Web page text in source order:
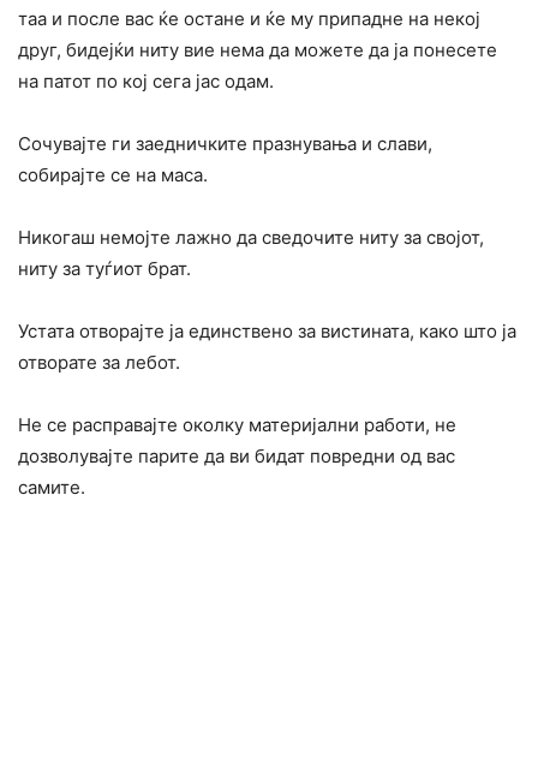
таа и после вас ќе остане и ќе му припадне на некој
друг, бидејќи ниту вие нема да можете да ја понесете
на патот по кој сега јас одам.
Сочувајте ги заедничките празнувања и слави,
собирајте се на маса.
Никогаш немојте лажно да сведочите ниту за својот,
ниту за туѓиот брат.
Устата отворајте ја единствено за вистината, како што ја
отворате за лебот.
Не се расправајте околку материјални работи, не
дозволувајте парите да ви бидат повредни од вас
самите.